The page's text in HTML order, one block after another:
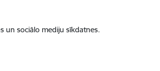
un sociālo mediju sīkdatnes.